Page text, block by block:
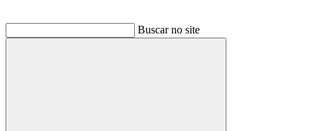
Buscar no site